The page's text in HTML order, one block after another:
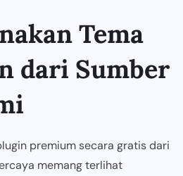
Tema
dari Sumber
premium secara gratis dari
memang terlihat